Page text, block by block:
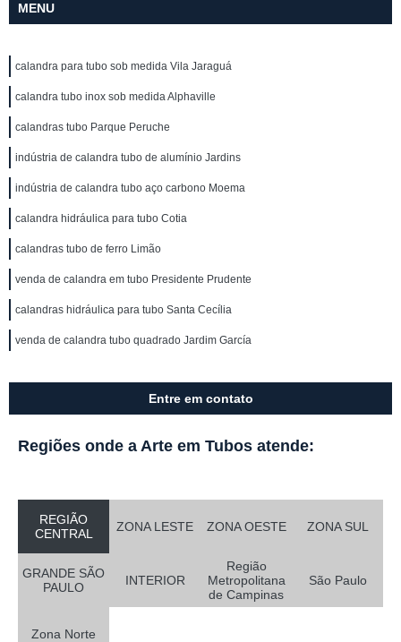
MENU
calandra para tubo sob medida Vila Jaraguá
calandra tubo inox sob medida Alphaville
calandras tubo Parque Peruche
indústria de calandra tubo de alumínio Jardins
indústria de calandra tubo aço carbono Moema
calandra hidráulica para tubo Cotia
calandras tubo de ferro Limão
venda de calandra em tubo Presidente Prudente
calandras hidráulica para tubo Santa Cecília
venda de calandra tubo quadrado Jardim García
Entre em contato
Regiões onde a Arte em Tubos atende:
REGIÃO
CENTRAL
ZONA LESTE ZONA OESTE ZONA SUL
GRANDE SÃO
PAULO
INTERIOR
Região
Metropolitana
de Campinas
São Paulo
Zona Norte